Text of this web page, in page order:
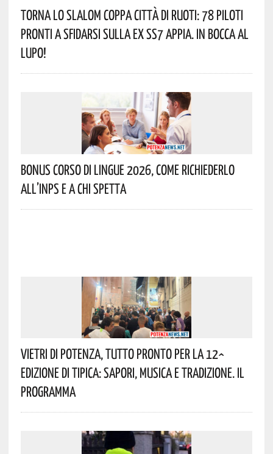
Torna Lo Slalom Coppa Città Di Ruoti: 78 Piloti
Pronti A Sfidarsi Sulla Ex SS7 Appia. In Bocca Al
Lupo!
Bonus Corso Di Lingue 2026, Come Richiederlo
All’INPS E A Chi Spetta
Vietri Di Potenza, Tutto Pronto Per La 12^
Edizione Di Tipica: Sapori, Musica E Tradizione. Il
Programma